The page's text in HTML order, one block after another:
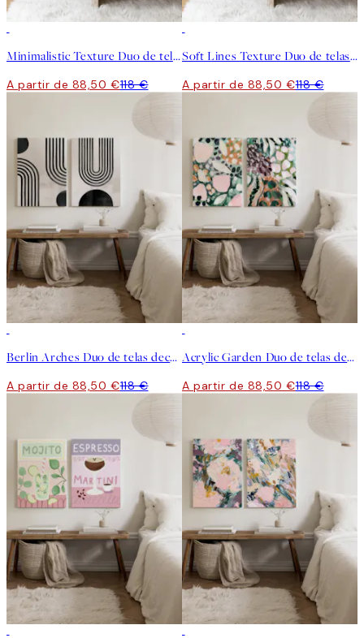
Minimalistic Texture Duo de telas decorativas
A partir de 88,50 €118 €
Soft Lines Texture Duo de telas decorativas
A partir de 88,50 €118 €
Berlin Arches Duo de telas decorativas
A partir de 88,50 €118 €
Acrylic Garden Duo de telas decorativas
A partir de 88,50 €118 €